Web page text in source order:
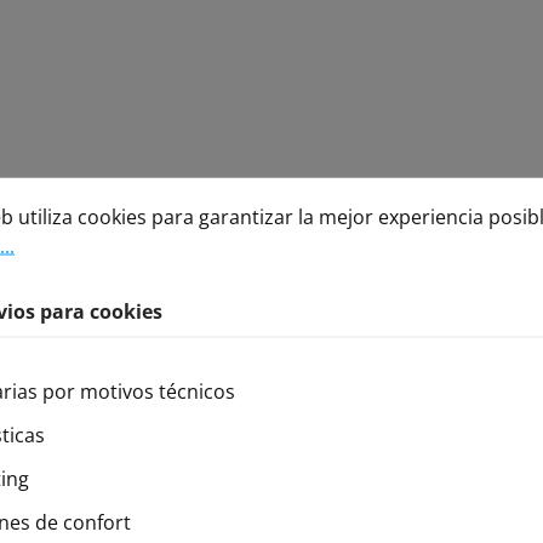
para cookies
cookies para garantizar la mejor experiencia posible.
utiliza cookies para garantizar la mejor experiencia
para cookies
por motivos técnicos
de confort